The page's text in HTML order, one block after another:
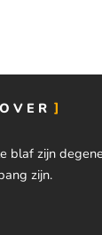
OVER
blaf zijn
zijn.